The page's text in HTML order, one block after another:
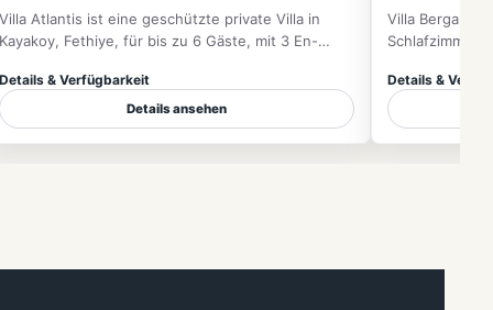
Villa Atlantis ist eine geschützte private Villa in
Kayakoy, Fethiye, für bis zu 6 Gäste, mit 3 En-
Details & Verfügbarkeit
Details ansehen
Villa Bergamot
Details &